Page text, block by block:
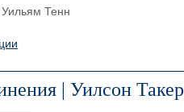
Тенн
| Уилсон Такер